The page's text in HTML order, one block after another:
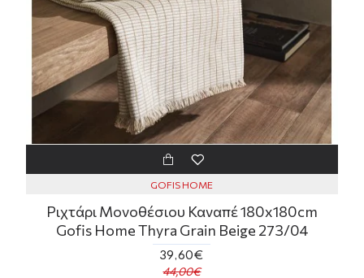
GOFIS HOME
Ριχτάρι Μονοθέσιου Καναπέ 180x180cm
Gofis Home Thyra Grain Beige 273/04
39,60€
44,00€